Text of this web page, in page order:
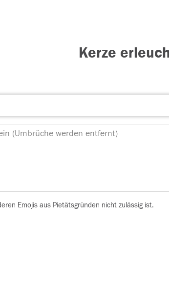
Kerze
Emojis aus Pietätsgründen nicht zulässig ist.